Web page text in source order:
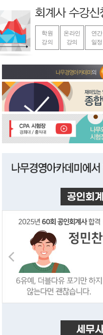
학원
강의
온라인
강의
연간
일정